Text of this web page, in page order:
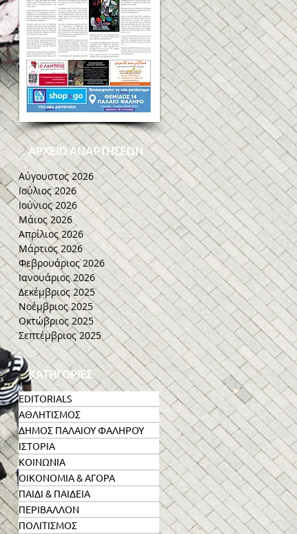
ΑΡΧΕΙΟ ΑΝΑΡΤΗΣΕΩΝ
Αύγουστος 2026
Ιούλιος 2026
Ιούνιος 2026
Μάιος 2026
Απρίλιος 2026
Μάρτιος 2026
Φεβρουάριος 2026
Ιανουάριος 2026
Δεκέμβριος 2025
Νοέμβριος 2025
Οκτώβριος 2025
Σεπτέμβριος 2025
ΚΑΤΗΓΟΡΙΕΣ
EDITORIALS
ΑΘΛΗΤΙΣΜΟΣ
ΔΗΜΟΣ ΠΑΛΑΙΟΥ ΦΑΛΗΡΟΥ
ΙΣΤΟΡΙΑ
ΚΟΙΝΩΝΙΑ
ΟΙΚΟΝΟΜΙΑ & ΑΓΟΡΑ
ΠΑΙΔΙ & ΠΑΙΔΕΙΑ
ΠΕΡΙΒΑΛΛΟΝ
ΠΟΛΙΤΙΣΜΟΣ